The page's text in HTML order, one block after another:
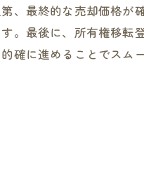
、最終的な売却価格が
。最後に、所有権移転
確に進めることでスム